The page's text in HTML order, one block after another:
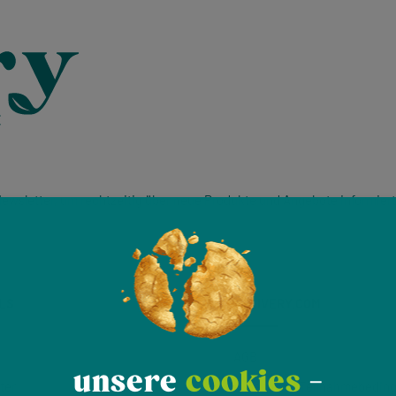
um rechtzeitig über neue Produkte und Angebote
VELIVERY.COM
Allgemeine
unsere cookies -